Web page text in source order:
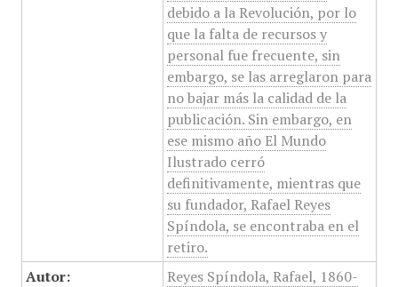
debido a la Revolución, por lo
que la falta de recursos y
personal fue frecuente, sin
embargo, se las arreglaron para
no bajar más la calidad de la
publicación. Sin embargo, en
ese mismo año El Mundo
Ilustrado cerró
definitivamente, mientras que
su fundador, Rafael Reyes
Spíndola, se encontraba en el
retiro.
Autor:
Reyes Spíndola, Rafael, 1860-